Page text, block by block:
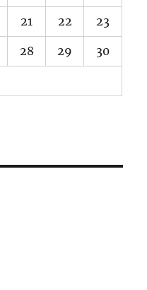
21 22 23
28 29 30